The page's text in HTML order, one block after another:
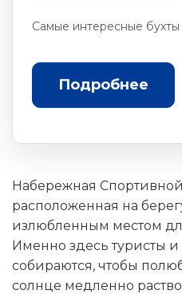
Самые интересные
Подробнее
Набережная
расположенная на
излюбленным местом
Именно здесь туристы
собираются, чтобы
солнце медленно